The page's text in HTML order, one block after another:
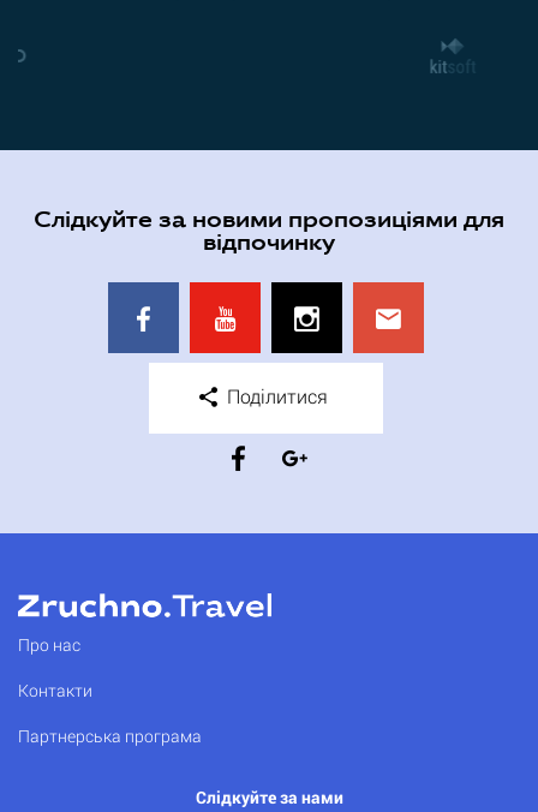
Слідкуйте за новими пропозиціями для
відпочинку
Поділитися
Про нас
Контакти
Партнерська програма
Слідкуйте за нами